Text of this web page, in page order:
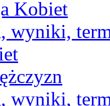
Kobiet
wyniki,
wyniki,